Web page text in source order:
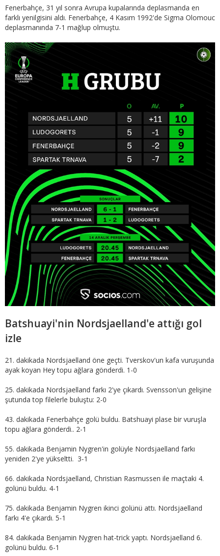
Fenerbahçe, 31 yıl sonra Avrupa kupalarında deplasmanda en
farklı yenilgisini aldı. Fenerbahçe, 4 Kasım 1992'de Sigma Olomouc
deplasmanında 7-1 mağlup olmuştu.
Batshuayi'nin Nordsjaelland'e attığı gol
izle
21. dakikada Nordsjaelland öne geçti. Tverskov'un kafa vuruşunda
ayak koyan Hey topu ağlara gönderdi. 1-0
25. dakikada Nordsjaelland farkı 2'ye çıkardı. Svensson'un gelişine
şutunda top filelerle buluştu: 2-0
43. dakikada Fenerbahçe golü buldu. Batshuayi plase bir vuruşla
topu ağlara gönderdi.. 2-1
55. dakikada Benjamin Nygren'in golüyle Nordsjaelland farkı
yeniden 2'ye yükseltti. 3-1
66. dakikada Nordsjaelland, Christian Rasmussen ile maçtaki 4.
golünü buldu. 4-1
75. dakikada Benjamin Nygren ikinci golünü attı. Nordsjaelland
farkı 4'e çıkardı. 5-1
84. dakikada Benjamin Nygren hat-trick yaptı. Nordsjaelland 6.
golünü buldu. 6-1